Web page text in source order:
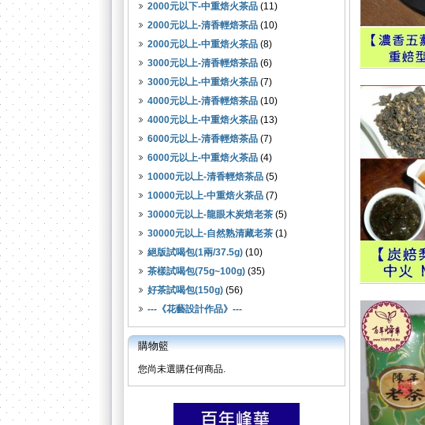
2000元以下-中重焙火茶品 (11)
2000元以上-清香輕焙茶品 (10)
2000元以上-中重焙火茶品 (8)
3000元以上-清香輕焙茶品 (6)
3000元以上-中重焙火茶品 (7)
4000元以上-清香輕焙茶品 (10)
4000元以上-中重焙火茶品 (13)
6000元以上-清香輕焙茶品 (7)
6000元以上-中重焙火茶品 (4)
10000元以上-清香輕焙茶品 (5)
10000元以上-中重焙火茶品 (7)
30000元以上-龍眼木炭焙老茶 (5)
30000元以上-自然熟清藏老茶 (1)
絕版試喝包(1兩/37.5g) (10)
茶樣試喝包(75g~100g) (35)
好茶試喝包(150g) (56)
---《花藝設計作品》---
購物籃
您尚未選購任何商品.